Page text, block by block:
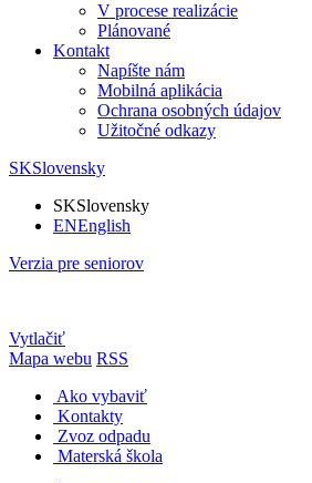
V procese realizácie
Plánované
Kontakt
Napíšte nám
Mobilná aplikácia
Ochrana osobných údajov
Užitočné odkazy
SKSlovensky
SKSlovensky
ENEnglish
Verzia pre seniorov
Vytlačiť
Mapa webu RSS
Ako vybaviť
Kontakty
Zvoz odpadu
Materská škola